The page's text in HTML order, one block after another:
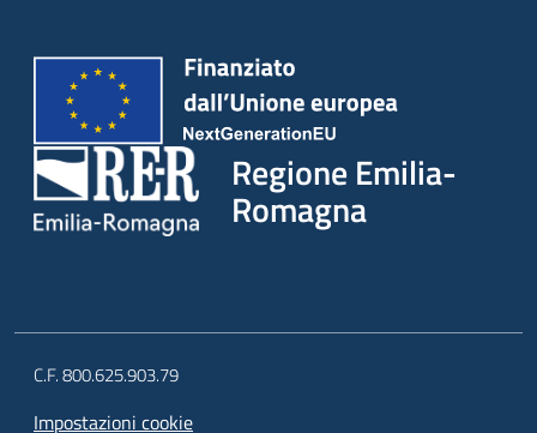
Regione Emilia-
Romagna
C.F. 800.625.903.79
Impostazioni cookie